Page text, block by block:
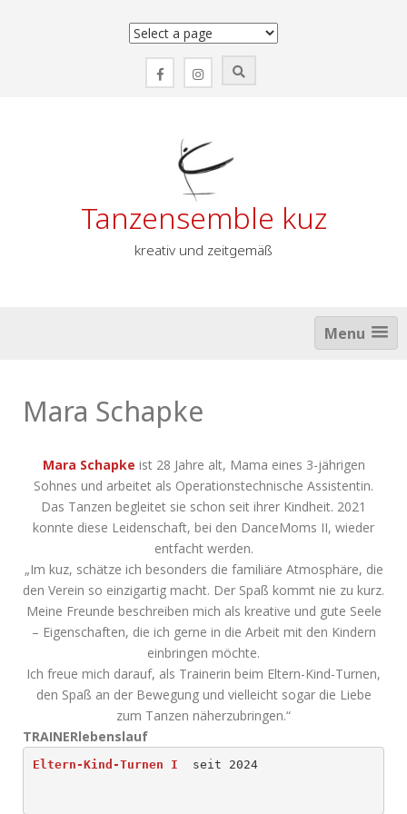
Tanzensemble kuz
kreativ und zeitgemäß
Menu
Mara Schapke
Mara Schapke ist 28 Jahre alt, Mama eines 3-jährigen
Sohnes und arbeitet als Operationstechnische Assistentin.
Das Tanzen begleitet sie schon seit ihrer Kindheit. 2021
konnte diese Leidenschaft, bei den DanceMoms II, wieder
entfacht werden.
„Im kuz, schätze ich besonders die familiäre Atmosphäre, die
den Verein so einzigartig macht. Der Spaß kommt nie zu kurz.
Meine Freunde beschreiben mich als kreative und gute Seele
– Eigenschaften, die ich gerne in die Arbeit mit den Kindern
einbringen möchte.
Ich freue mich darauf, als Trainerin beim Eltern-Kind-Turnen,
den Spaß an der Bewegung und vielleicht sogar die Liebe
zum Tanzen näherzubringen.“
TRAINERlebenslauf
Eltern-Kind-Turnen I
  seit 2024